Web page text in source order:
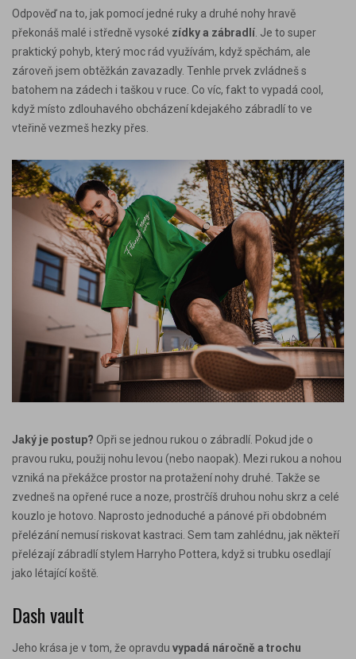
Odpověď na to, jak pomocí jedné ruky a druhé nohy hravě
překonáš malé i středně vysoké zídky a zábradlí . Je to super
praktický pohyb, který moc rád využívám, když spěchám, ale
zároveň jsem obtěžkán zavazadly. Tenhle prvek zvládneš s
batohem na zádech i taškou v ruce. Co víc, fakt to vypadá cool,
když místo zdlouhavého obcházení kdejakého zábradlí to ve
vteřině vezmeš hezky přes.
Jaký je postup? Opři se jednou rukou o zábradlí. Pokud jde o
pravou ruku, použij nohu levou (nebo naopak). Mezi rukou a nohou
vzniká na překážce prostor na protažení nohy druhé. Takže se
zvedneš na opřené ruce a noze, prostrčíš druhou nohu skrz a celé
kouzlo je hotovo. Naprosto jednoduché a pánové při obdobném
přelézání nemusí riskovat kastraci. Sem tam zahlédnu, jak někteří
přelézají zábradlí stylem Harryho Pottera, když si trubku osedlají
jako létající koště.
Dash vault
Jeho krása je v tom, že opravdu vypadá náročně a trochu